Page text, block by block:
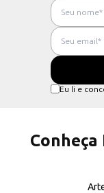
Eu li e
Conheça